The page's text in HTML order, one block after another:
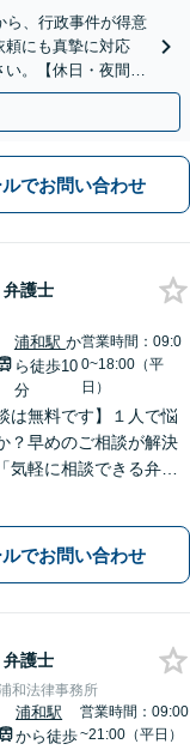
ら、行政事件が得意
頼にも真摯に対応
。【休日・夜間相
ルでお問い合わせ
弁護士
浦和駅 か
ら徒歩10
分
営業時間：09:0
0~18:00（平
日）
は無料です】１人で悩
？早めのご相談が解決
気軽に相談できる弁護
動力でサポートしま
軽にご相談ください。
ルでお問い合わせ
弁護士
和法律事務所
浦和駅
から徒歩
営業時間：09:00
~21:00（平日）